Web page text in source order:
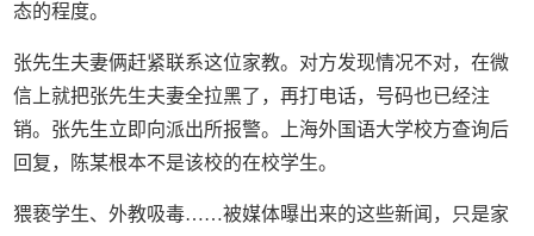
态的程度。
张先生夫妻俩赶紧联系这位家教。对方发现情况不对，在微
信上就把张先生夫妻全拉黑了，再打电话，号码也已经注
销。张先生立即向派出所报警。上海外国语大学校方查询后
回复，陈某根本不是该校的在校学生。
猥亵学生、外教吸毒……被媒体曝出来的这些新闻，只是家